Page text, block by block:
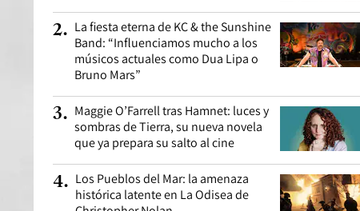
2. La fiesta eterna de KC & the Sunshine
Band: “Influenciamos mucho a los
músicos actuales como Dua Lipa o
Bruno Mars”
3. Maggie O’Farrell tras Hamnet: luces y
sombras de Tierra, su nueva novela
que ya prepara su salto al cine
4. Los Pueblos del Mar: la amenaza
histórica latente en La Odisea de